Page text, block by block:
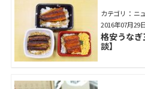
カテゴリ： ニ
格安うな
談】
2016年07月29